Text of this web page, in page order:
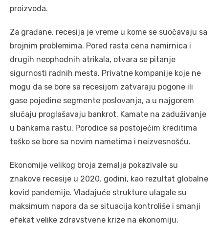
proizvoda.
Za građane, recesija je vreme u kome se suočavaju sa
brojnim problemima. Pored rasta cena namirnica i
drugih neophodnih atrikala, otvara se pitanje
sigurnosti radnih mesta. Privatne kompanije koje ne
mogu da se bore sa recesijom zatvaraju pogone ili
gase pojedine segmente poslovanja, a u najgorem
slučaju proglašavaju bankrot. Kamate na zaduživanje
u bankama rastu. Porodice sa postojećim kreditima
teško se bore sa novim nametima i neizvesnošću.
Ekonomije velikog broja zemalja pokazivale su
znakove recesije u 2020. godini, kao rezultat globalne
kovid pandemije. Vladajuće strukture ulagale su
maksimum napora da se situacija kontroliše i smanji
efekat velike zdravstvene krize na ekonomiju.